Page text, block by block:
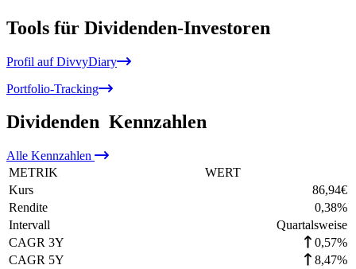
Tools für Dividenden-Investoren
Profil auf DivvyDiary
Portfolio-Tracking
Dividenden Kennzahlen
Alle Kennzahlen
METRIK
WERT
Kurs
86,94€
Rendite
0,38%
Intervall
Quartalsweise
CAGR 3Y
0,57%
CAGR 5Y
8,47%